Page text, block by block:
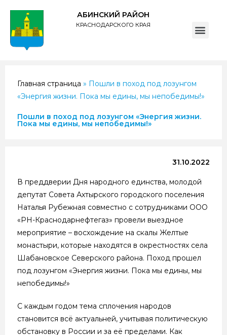
АБИНСКИЙ РАЙОН
КРАСНОДАРСКОГО КРАЯ
Главная страница » Пошли в поход под лозунгом
«Энергия жизни. Пока мы едины, мы непобедимы!»
Пошли в поход под лозунгом «Энергия жизни.
Пока мы едины, мы непобедимы!»
31.10.2022
В преддверии Дня народного единства, молодой
депутат Совета Ахтырского городского поселения
Наталья Рубежная совместно с сотрудниками ООО
«РН-Краснодарнефтегаз» провели выездное
мероприятие – восхождение на скалы Желтые
монастыри, которые находятся в окрестностях села
Шабановское Северского района. Поход прошел
под лозунгом «Энергия жизни. Пока мы едины, мы
непобедимы!»
С каждым годом тема сплочения народов
становится всё актуальней, учитывая политическую
обстановку в России и за её пределами. Как